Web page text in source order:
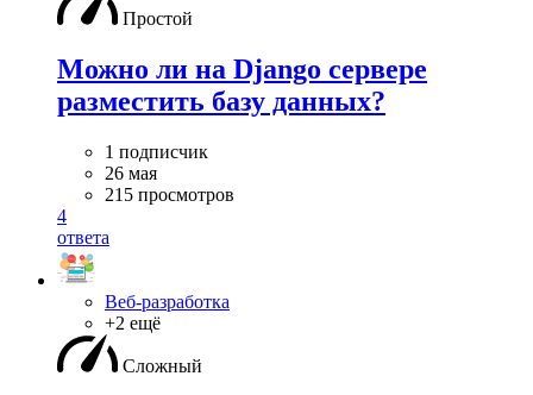
Простой
Можно ли на Django сервере
разместить базу данных?
1 подписчик
26 мая
215 просмотров
4
ответа
Веб-разработка
+2 ещё
Сложный